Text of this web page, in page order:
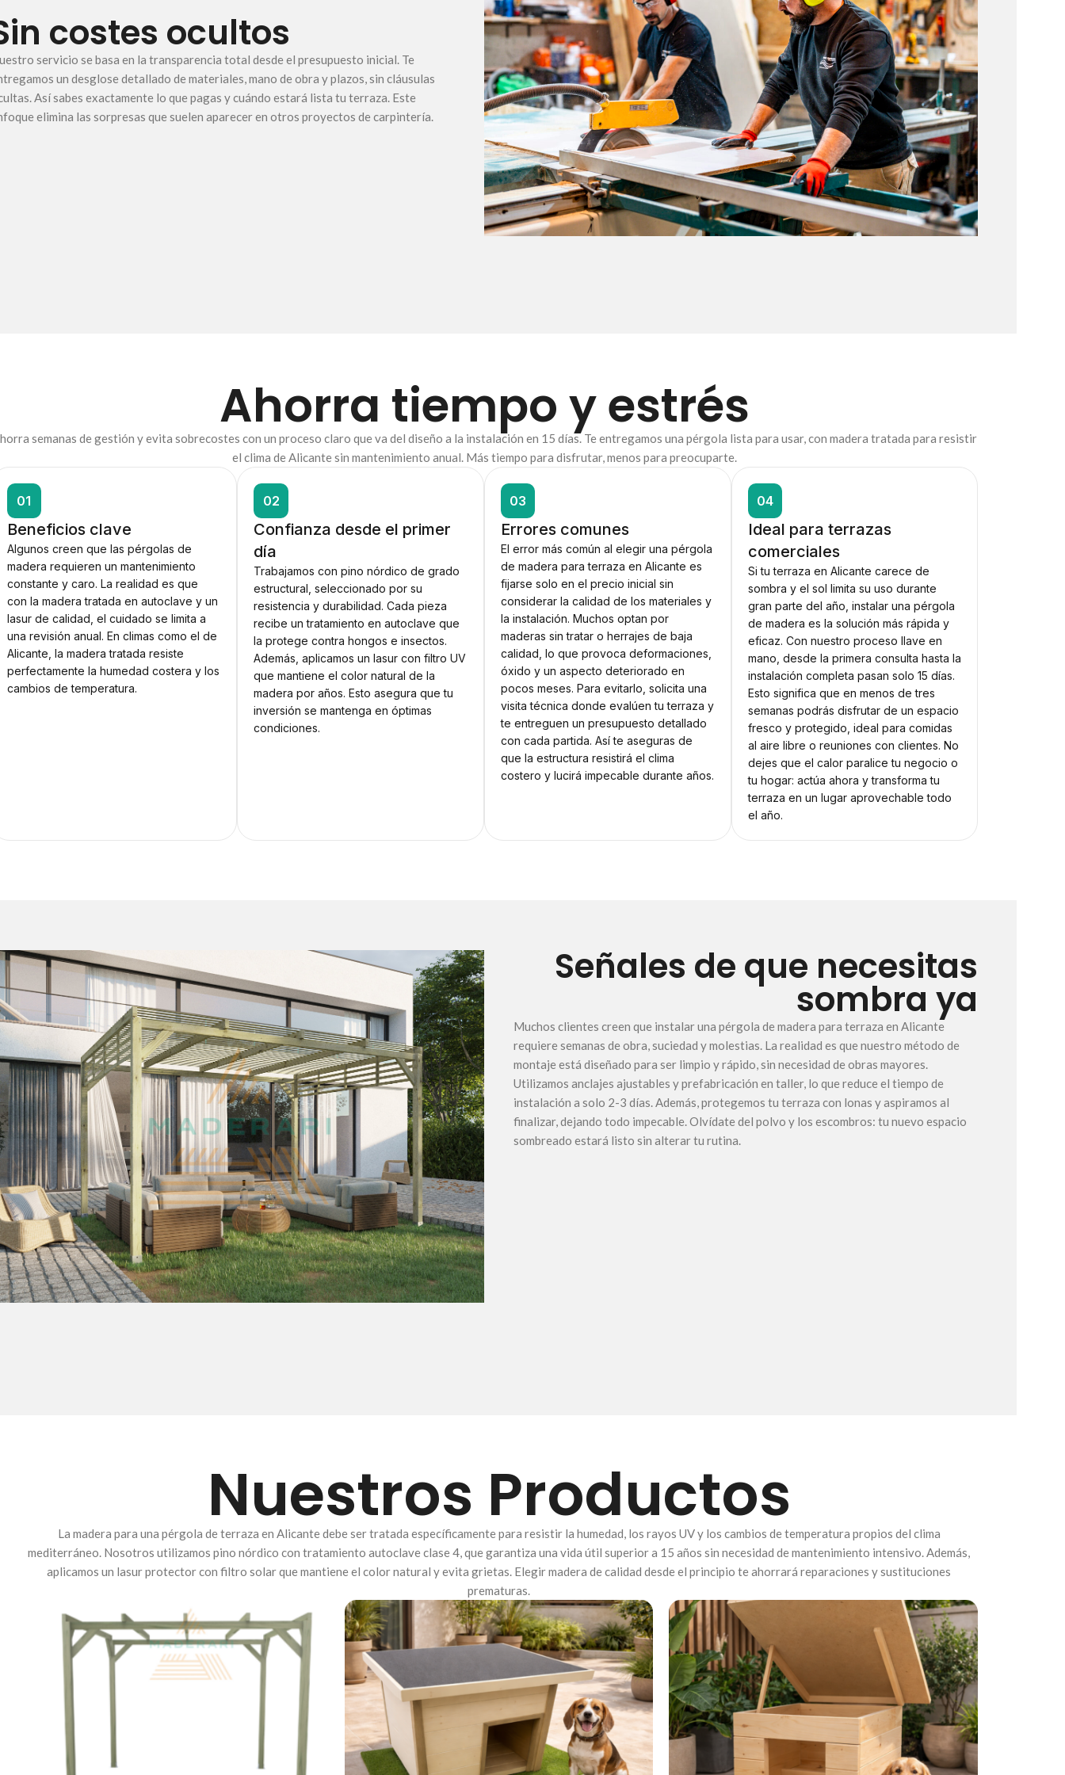
costes ocultos
servicio se basa en la transparencia total desde el presupuesto inicial. Te
un desglose detallado de materiales, mano de obra y plazos, sin cláusulas
Así sabes exactamente lo que pagas y cuándo estará lista tu terraza. Este
elimina las sorpresas que suelen aparecer en otros proyectos de carpintería.
Ahorra tiempo y estrés
semanas de gestión y evita sobrecostes con un proceso claro que va del diseño a la instalación en 15 días. Te entregamos una pérgola lista para usar, con madera tratada para resistir
el clima de Alicante sin mantenimiento anual. Más tiempo para disfrutar, menos para preocuparte.
01
Beneficios clave
Algunos creen que las pérgolas de
madera requieren un mantenimiento
constante y caro. La realidad es que
con la madera tratada en autoclave y un
lasur de calidad, el cuidado se limita a
una revisión anual. En climas como el de
Alicante, la madera tratada resiste
perfectamente la humedad costera y los
cambios de temperatura.
02
Confianza desde el primer
día
Trabajamos con pino nórdico de grado
estructural, seleccionado por su
resistencia y durabilidad. Cada pieza
recibe un tratamiento en autoclave que
la protege contra hongos e insectos.
Además, aplicamos un lasur con filtro UV
que mantiene el color natural de la
madera por años. Esto asegura que tu
inversión se mantenga en óptimas
condiciones.
03
Errores comunes
El error más común al elegir una pérgola
de madera para terraza en Alicante es
fijarse solo en el precio inicial sin
considerar la calidad de los materiales y
la instalación. Muchos optan por
maderas sin tratar o herrajes de baja
calidad, lo que provoca deformaciones,
óxido y un aspecto deteriorado en
pocos meses. Para evitarlo, solicita una
visita técnica donde evalúen tu terraza y
te entreguen un presupuesto detallado
con cada partida. Así te aseguras de
que la estructura resistirá el clima
costero y lucirá impecable durante años.
04
Ideal para terrazas
comerciales
Si tu terraza en Alicante carece de
sombra y el sol limita su uso durante
gran parte del año, instalar una pérgola
de madera es la solución más rápida y
eficaz. Con nuestro proceso llave en
mano, desde la primera consulta hasta la
instalación completa pasan solo 15 días.
Esto significa que en menos de tres
semanas podrás disfrutar de un espacio
fresco y protegido, ideal para comidas
al aire libre o reuniones con clientes. No
dejes que el calor paralice tu negocio o
tu hogar: actúa ahora y transforma tu
terraza en un lugar aprovechable todo
el año.
Señales de que necesitas
sombra ya
Muchos clientes creen que instalar una pérgola de madera para terraza en Alicante
requiere semanas de obra, suciedad y molestias. La realidad es que nuestro método de
montaje está diseñado para ser limpio y rápido, sin necesidad de obras mayores.
Utilizamos anclajes ajustables y prefabricación en taller, lo que reduce el tiempo de
instalación a solo 2-3 días. Además, protegemos tu terraza con lonas y aspiramos al
finalizar, dejando todo impecable. Olvídate del polvo y los escombros: tu nuevo espacio
sombreado estará listo sin alterar tu rutina.
Nuestros Productos
La madera para una pérgola de terraza en Alicante debe ser tratada específicamente para resistir la humedad, los rayos UV y los cambios de temperatura propios del clima
mediterráneo. Nosotros utilizamos pino nórdico con tratamiento autoclave clase 4, que garantiza una vida útil superior a 15 años sin necesidad de mantenimiento intensivo. Además,
aplicamos un lasur protector con filtro solar que mantiene el color natural y evita grietas. Elegir madera de calidad desde el principio te ahorrará reparaciones y sustituciones
prematuras.